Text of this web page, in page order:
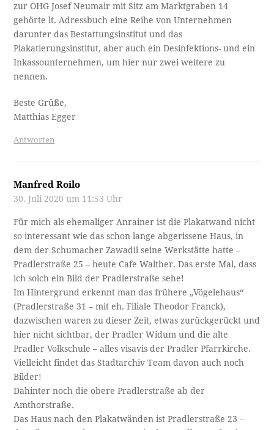
zur OHG Josef Neumair mit Sitz am Marktgraben 14
gehörte lt. Adressbuch eine Reihe von Unternehmen
darunter das Bestattungsinstitut und das
Plakatierungsinstitut, aber auch ein Desinfektions- und ein
Inkassounternehmen, um hier nur zwei weitere zu
nennen.
Beste Grüße,
Matthias Egger
Antworten
Manfred Roilo
30. Juli 2020 um 11:53 Uhr
Für mich als ehemaliger Anrainer ist die Plakatwand nicht
so interessant wie das schon lange abgerissene Haus, in
dem der Schumacher Zawadil seine Werkstätte hatte –
Pradlerstraße 25 – heute Cafe Walther. Das erste Mal, dass
ich solch ein Bild der Pradlerstraße sehe!
Im Hintergrund erkennt man das frühere „Vögelehaus“
(Pradlerstraße 31 – mit eh. Filiale Theodor Franck),
dazwischen waren zu dieser Zeit, etwas zurückgerückt und
hier nicht sichtbar, der Pradler Widum und die alte
Pradler Volkschule – alles visavis der Pradler Pfarrkirche.
Vielleicht findet das Stadtarchiv Team davon auch noch
Bilder!
Dahinter noch die obere Pradlerstraße ab der
Amthorstraße.
Das Haus nach den Plakatwänden ist Pradlerstraße 23 –